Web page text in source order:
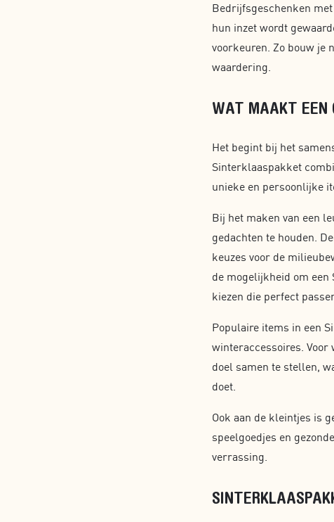
Bedrijfsgeschenken
hun inzet wordt
voorkeuren. Zo bouw je
waardering.
WAT MAAKT EEN
Het begint bij het
Sinterklaaspakket
unieke en persoonlijke
Bij het maken van een
gedachten te houden.
keuzes voor de
de mogelijkheid om
kiezen die perfect
Populaire items in een
winteraccessoires. Voor
doel samen te stellen,
doet.
Ook aan de kleintjes is
speelgoedjes en
verrassing.